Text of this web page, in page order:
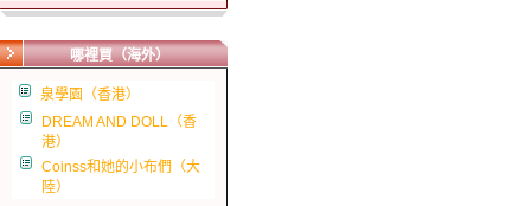
哪裡買（海外）
泉學園（香港）
DREAM AND DOLL（香
港）
Coinss和她的小布們（大
陸）